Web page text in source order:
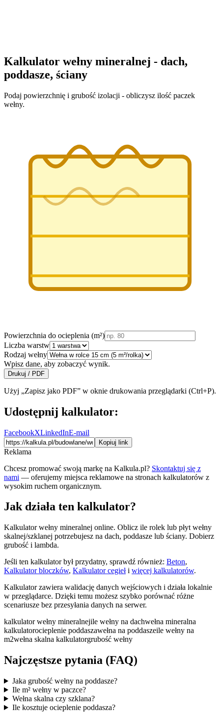
Kalkulator wełny mineralnej - dach,
poddasze, ściany
Podaj powierzchnię i grubość izolacji - obliczysz ilość paczek
wełny.
Powierzchnia do ocieplenia (m²)
Liczba warstw
Rodzaj wełny
Wpisz dane, aby zobaczyć wynik.
Drukuj / PDF
Użyj „Zapisz jako PDF” w oknie drukowania przeglądarki (Ctrl+P).
Udostępnij kalkulator:
FacebookXLinkedInE-mail
Kopiuj link
Reklama
Chcesz promować swoją markę na Kalkula.pl? Skontaktuj się z
nami — oferujemy miejsca reklamowe na stronach kalkulatorów z
wysokim ruchem organicznym.
Jak działa ten kalkulator?
Kalkulator wełny mineralnej online. Oblicz ile rolek lub płyt wełny
skalnej/szklanej potrzebujesz na dach, poddasze lub ściany. Dobierz
grubość i lambda.
Jeśli ten kalkulator był przydatny, sprawdź również: Beton,
Kalkulator bloczków, Kalkulator cegiełi więcej kalkulatorów.
Kalkulator zawiera walidację danych wejściowych i działa lokalnie
w przeglądarce. Dzięki temu możesz szybko porównać różne
scenariusze bez przesyłania danych na serwer.
kalkulator wełny mineralnejile wełny na dachwełna mineralna
kalkulatorocieplenie poddaszawełna na poddaszeile wełny na
m2wełna skalna kalkulatorgrubość wełny
Najczęstsze pytania (FAQ)
Jaka grubość wełny na poddasze?
Ile m² wełny w paczce?
Wełna skalna czy szklana?
Ile kosztuje ocieplenie poddasza?